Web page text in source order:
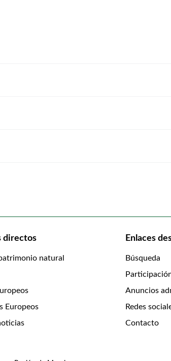
directos
natural
Europeos
Enlaces
Búsqueda
Anuncios
Redes
Contacto